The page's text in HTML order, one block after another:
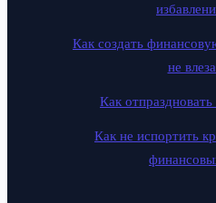
Как создать
не
Как
Как не испортить